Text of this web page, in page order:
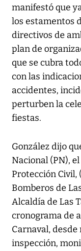
manifestó que
los estamentos
directivos de
plan de
que se cubra
con las
accidentes,
perturben la
fiestas.
González dijo
Nacional (PN),
Protección Civil,
Bomberos de
Alcaldía de Las
cronograma de
Carnaval,
inspección,